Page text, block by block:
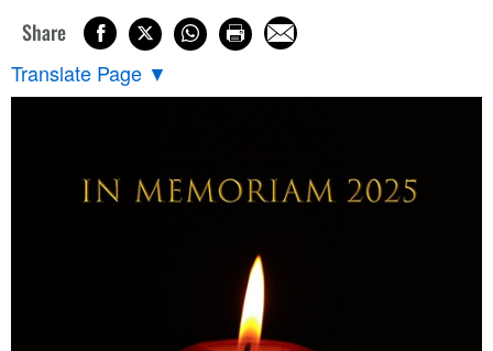
Share
Translate Page ▼